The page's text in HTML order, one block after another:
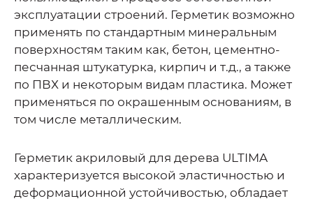
эксплуатации строений. Герметик возможно
применять по стандартным минеральным
поверхностям таким как, бетон, цементно-
песчанная штукатурка, кирпич и т.д., а также
по ПВХ и некоторым видам пластика. Может
применяться по окрашенным основаниям, в
том числе металлическим.
Герметик акриловый для дерева ULTIMA
характеризуется высокой эластичностью и
деформационной устойчивостью, обладает